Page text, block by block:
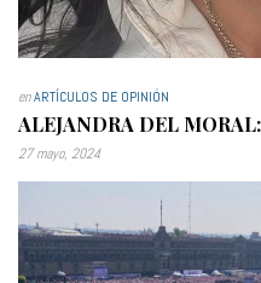
enARTÍCULOS DE OPINIÓN
ALEJANDRA DEL
27 mayo, 2024